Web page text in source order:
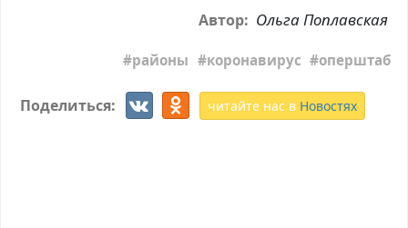
Автор: Ольга Поплавская
районы коронавирус оперштаб
Поделиться: читайте нас в Новостях